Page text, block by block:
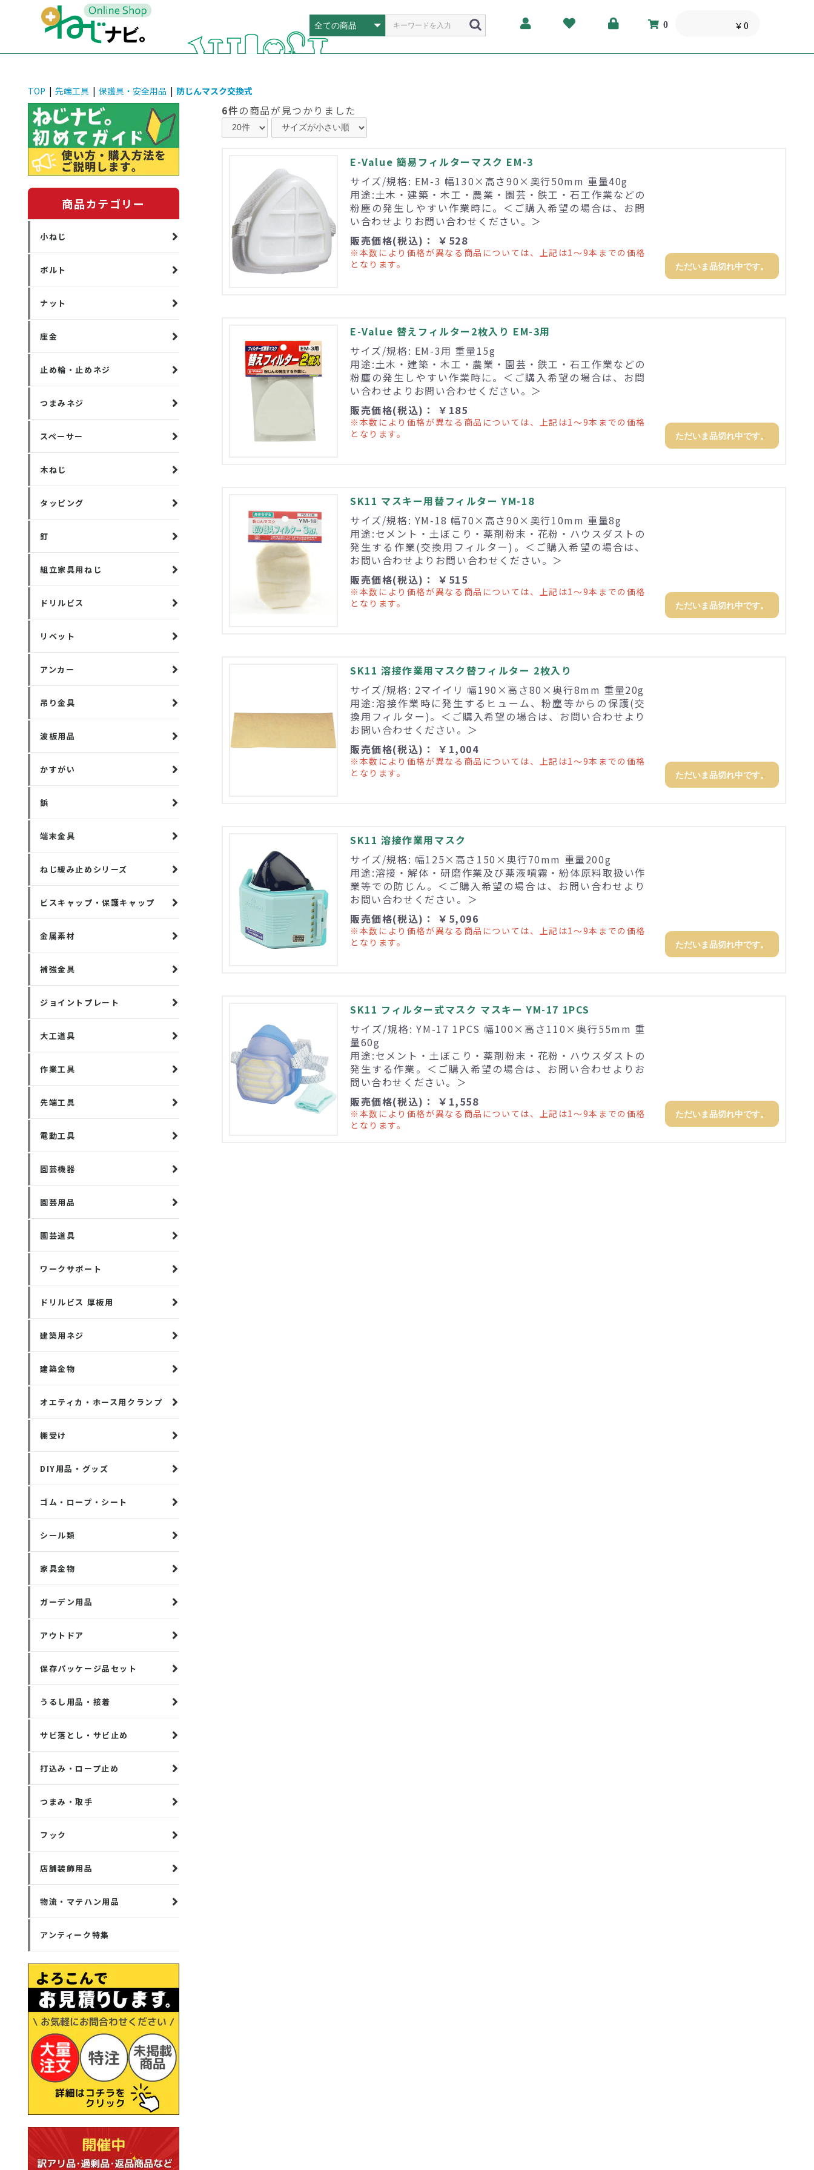
0 ￥0
TOP | 先端工具 | 保護具・安全用品 | 防じんマスク交換式
商品カテゴリー
小ねじ
ボルト
ナット
座金
止め輪・止めネジ
つまみネジ
スペーサー
木ねじ
タッピング
釘
組立家具用ねじ
ドリルビス
リベット
アンカー
吊り金具
波板用品
かすがい
鋲
端末金具
ねじ緩み止めシリーズ
ビスキャップ・保護キャップ
金属素材
補強金具
ジョイントプレート
大工道具
作業工具
先端工具
電動工具
園芸機器
園芸用品
園芸道具
ワークサポート
ドリルビス 厚板用
建築用ネジ
建築金物
オエティカ・ホース用クランプ
棚受け
DIY用品・グッズ
ゴム・ロープ・シート
シール類
家具金物
ガーデン用品
アウトドア
保存パッケージ品セット
うるし用品・接着
サビ落とし・サビ止め
打込み・ロープ止め
つまみ・取手
フック
店舗装飾用品
物流・マテハン用品
アンティーク特集
6件の商品が見つかりました
E-Value 簡易フィルターマスク EM-3
サイズ/規格: EM-3 幅130×高さ90×奥行50mm 重量40g
用途:土木・建築・木工・農業・園芸・鉄工・石工作業などの
粉塵の発生しやすい作業時に。＜ご購入希望の場合は、お問
い合わせよりお問い合わせください。＞
販売価格(税込)： ￥528
※本数により価格が異なる商品については、上記は1～9本までの価格
となります。
ただいま品切れ中です。
E-Value 替えフィルター2枚入り EM-3用
サイズ/規格: EM-3用 重量15g
用途:土木・建築・木工・農業・園芸・鉄工・石工作業などの
粉塵の発生しやすい作業時に。＜ご購入希望の場合は、お問
い合わせよりお問い合わせください。＞
販売価格(税込)： ￥185
※本数により価格が異なる商品については、上記は1～9本までの価格
となります。
ただいま品切れ中です。
SK11 マスキー用替フィルター YM-18
サイズ/規格: YM-18 幅70×高さ90×奥行10mm 重量8g
用途:セメント・土ぼこり・薬剤粉末・花粉・ハウスダストの
発生する作業(交換用フィルター)。＜ご購入希望の場合は、
お問い合わせよりお問い合わせください。＞
販売価格(税込)： ￥515
※本数により価格が異なる商品については、上記は1～9本までの価格
となります。
ただいま品切れ中です。
SK11 溶接作業用マスク替フィルター 2枚入り
サイズ/規格: 2マイイリ 幅190×高さ80×奥行8mm 重量20g
用途:溶接作業時に発生するヒューム、粉塵等からの保護(交
換用フィルター)。＜ご購入希望の場合は、お問い合わせより
お問い合わせください。＞
販売価格(税込)： ￥1,004
※本数により価格が異なる商品については、上記は1～9本までの価格
となります。
ただいま品切れ中です。
SK11 溶接作業用マスク
サイズ/規格: 幅125×高さ150×奥行70mm 重量200g
用途:溶接・解体・研磨作業及び薬液噴霧・紛体原料取扱い作
業等での防じん。＜ご購入希望の場合は、お問い合わせより
お問い合わせください。＞
販売価格(税込)： ￥5,096
※本数により価格が異なる商品については、上記は1～9本までの価格
となります。
ただいま品切れ中です。
SK11 フィルター式マスク マスキー YM-17 1PCS
サイズ/規格: YM-17 1PCS 幅100×高さ110×奥行55mm 重
量60g
用途:セメント・土ぼこり・薬剤粉末・花粉・ハウスダストの
発生する作業。＜ご購入希望の場合は、お問い合わせよりお
問い合わせください。＞
販売価格(税込)： ￥1,558
※本数により価格が異なる商品については、上記は1～9本までの価格
となります。
ただいま品切れ中です。